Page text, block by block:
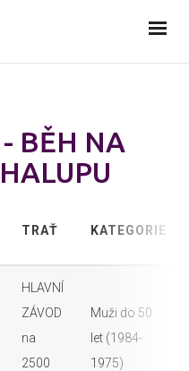
BĚH NA
TRAŤ KATEGORIE
HLAVNÍ
ZÁVOD
na
2500
Muži do 50
let (1984-
1975)